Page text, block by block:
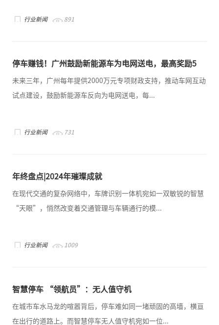
行业新闻 891
停车赚钱！广州鼓励新能源车为电网送电，最高奖励5
未来三年，广州每年提供2000万元专项财政支持，推动车网互动
试点建设，鼓励新能源车反向为电网送电，每...
行业新闻 731
年终盘点|2024年璀璨成就
在现代交通的复杂网络中，车牌识别一体机宛如一双敏锐的智慧
“天眼”，悄然改变着交通管理与车辆通行的模...
行业新闻 1009
智慧停车 “领航员”：无人值守机
在城市车水马龙的喧嚣背后，停车难如同一堵顽固的高墙，横亘
在出行的道路上。而智慧停车无人值守机宛如一位...